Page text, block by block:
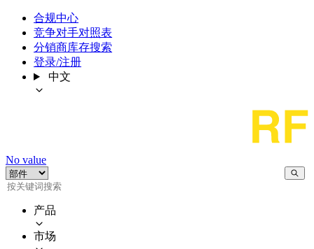
合规中心
竞争对手对照表
分销商库存搜索
登录/注册
中文
No value
产品
市场